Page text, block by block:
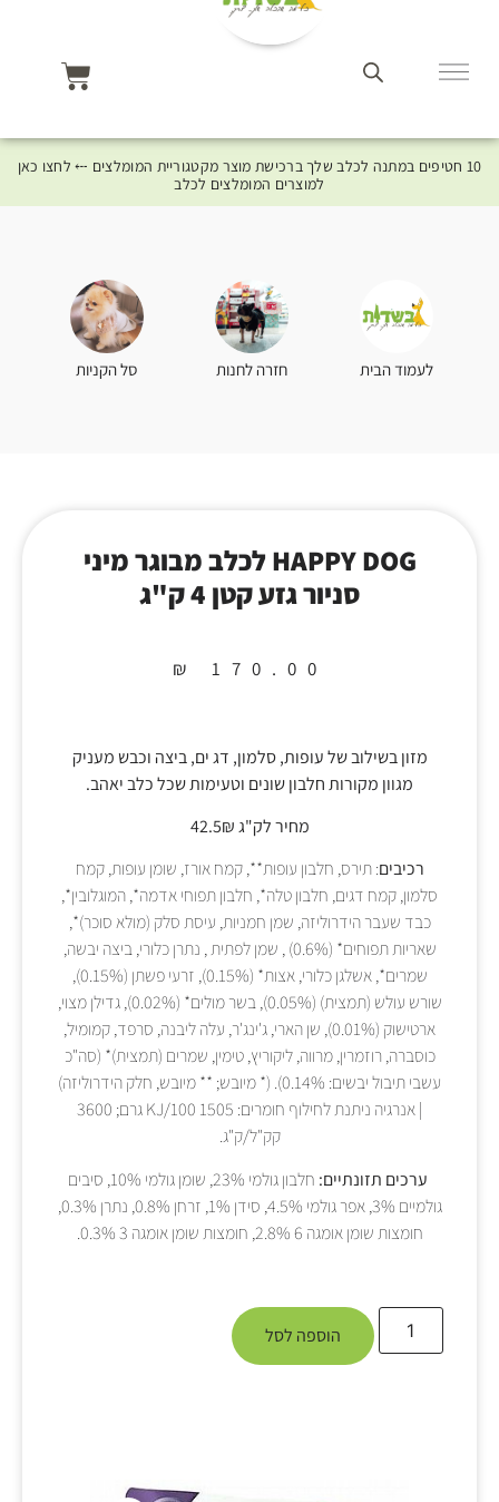
10 חטיפים במתנה לכלב שלך ברכישת מוצר מקטגוריית המומלצים ⤎ לחצו כאן
למוצרים המומלצים לכלב
לעמוד הבית חזרה לחנות סל הקניות
HAPPY DOG לכלב מבוגר מיני
סניור גזע קטן 4 ק"ג
₪ 170.00
מזון בשילוב של עופות, סלמון, דג ים, ביצה וכבש מעניק
מגוון מקורות חלבון שונים וטעימות שכל כלב יאהב.
מחיר לק"ג 42.5₪
רכיבים: תירס, חלבון עופות**, קמח אורז, שומן עופות, קמח
סלמון, קמח דגים, חלבון טלה*, חלבון תפוחי אדמה*, המוגלובין*,
כבד שעבר הידרוליזה, שמן חמניות, עיסת סלק (מולא סוכר)*,
שאריות תפוחים* (0.6%) , שמן לפתית , נתרן כלורי, ביצה יבשה,
שמרים*, אשלגן כלורי, אצות* (0.15%), זרעי פשתן (0.15%),
שורש עולש (תמצית) (0.05%), בשר מולים* (0.02%), גדילן מצוי,
ארטישוק (0.01%), שן הארי, ג'ינג'ר, עלה ליבנה, סרפד, קמומיל,
כוסברה, רוזמרין, מרווה, ליקוריץ, טימין, שמרים (תמצית)* (סה"כ
עשבי תיבול יבשים: 0.14%). (* מיובש; ** מיובש, חלק הידרוליזה)
| אנרגיה ניתנת לחילוף חומרים: 1505 KJ/100 גרם; 3600
קק"ל/ק"ג.
ערכים תזונתיים:
חלבון גולמי 23%, שומן גולמי 10%, סיבים
גולמיים 3%, אפר גולמי 4.5%, סידן 1%, זרחן 0.8%, נתרן 0.3%,
חומצות שומן אומגה 6 2.8%, חומצות שומן אומגה 3 0.3%.
הוספה לסל